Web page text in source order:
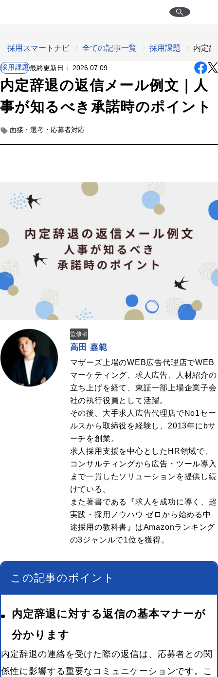
採用スマートナビ 全ての記事一覧 採用課題 内定
採用課題最終更新日： 2026.07.09
内定辞退の返信メール例文｜人
事が知るべき承諾時のポイント
面接・選考・応募者対応
監修者
高田 嘉範
マザーズ上場のWEB広告代理店でWEB
マーケティング、求人広告、人材紹介の
立ち上げを経て、東証一部上場企業子会
社の執行役員として活躍。
その後、大手求人広告代理店でNo1セー
ルスから取締役を経験し、2013年にbサ
ーチを創業。
求人採用支援を中心としたHR領域で、
コンサルティングから広告・ツール導入
まで一貫したソリューションを提供し続
けている。
また著書である『求人を成功に導く、超
実践・採用ノウハウ ゼロから始める中
途採用の教科書』はAmazonランキング
の3ジャンルで1位を獲得。
この記事のポイント
内定辞退に対する返信の基本マナーが
分かります
内定辞退の連絡を受けた際の返信は、応募者との関
係性に影響する重要なコミュニケーションです。こ